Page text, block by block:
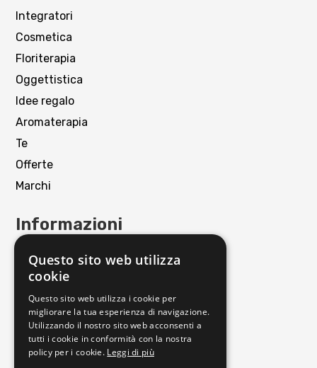
Integratori
Cosmetica
Floriterapia
Oggettistica
Idee regalo
Aromaterapia
Te
Offerte
Marchi
Informazioni
Punto Vendita
Cookie policy
Termini e condizioni
Richiedi reso
Questo sito web utilizza
cookie
Questo sito web utilizza i cookie per
migliorare la tua esperienza di navigazione.
Utilizzando il nostro sito web acconsenti a
tutti i cookie in conformità con la nostra
policy per i cookie. Leggi di più